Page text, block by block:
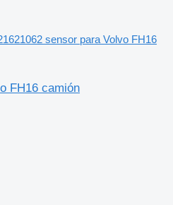
sensor para Volvo FH16
FH16 camión